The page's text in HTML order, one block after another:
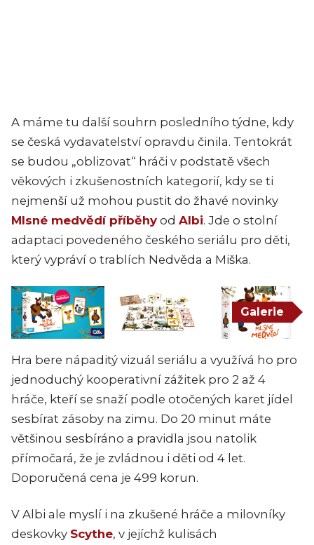
A máme tu další souhrn posledního týdne, kdy
se česká vydavatelství opravdu činila. Tentokrát
se budou „oblizovat“ hráči v podstatě všech
věkových i zkušenostních kategorií, kdy se ti
nejmenší už mohou pustit do žhavé novinky
Mlsné medvědí příběhy od Albi. Jde o stolní
adaptaci povedeného českého seriálu pro děti,
který vypráví o trablích Nedvěda a Miška.
Galerie
Hra bere nápaditý vizuál seriálu a využívá ho pro
jednoduchý kooperativní zážitek pro 2 až 4
hráče, kteří se snaží podle otočených karet jídel
sesbírat zásoby na zimu. Do 20 minut máte
většinou sesbíráno a pravidla jsou natolik
přímočará, že je zvládnou i děti od 4 let.
Doporučená cena je 499 korun.
V Albi ale myslí i na zkušené hráče a milovníky
deskovky Scythe, v jejíchž kulisách